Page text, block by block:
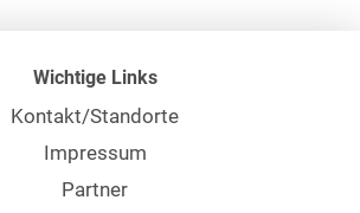
Wichtige Links
Kontakt/Standorte
Impressum
Partner